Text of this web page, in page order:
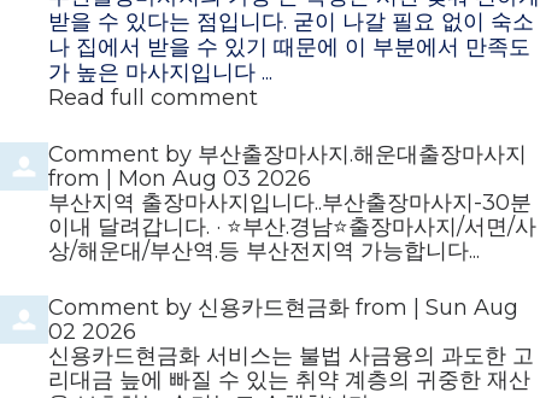
받을 수 있다는 점입니다. 굳이 나갈 필요 없이 숙소
나 집에서 받을 수 있기 때문에 이 부분에서 만족도
가 높은 마사지입니다 ...
Read full comment
Comment by 부산출장마사지.해운대출장마사지
from
Mon Aug 03 2026
부산지역 출장마사지입니다..부산출장마사지-30분
이내 달려갑니다. · ⭐️부산.경남⭐️출장마사지/서면/사
상/해운대/부산역.등 부산전지역 가능합니다...
Comment by 신용카드현금화 from
Sun Aug
02 2026
신용카드현금화 서비스는 불법 사금융의 과도한 고
리대금 늪에 빠질 수 있는 취약 계층의 귀중한 재산